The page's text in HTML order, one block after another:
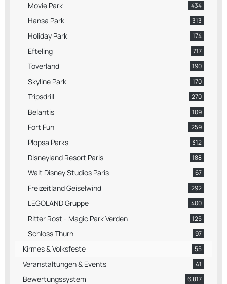
Movie Park 434
Hansa Park 313
Holiday Park 174
Efteling 717
Toverland 190
Skyline Park 170
Tripsdrill 270
Belantis 109
Fort Fun 259
Plopsa Parks 312
Disneyland Resort Paris 188
Walt Disney Studios Paris 67
Freizeitland Geiselwind 292
LEGOLAND Gruppe 400
Ritter Rost - Magic Park Verden 125
Schloss Thurn 97
Kirmes & Volksfeste 55
Veranstaltungen & Events 41
Bewertungssystem 6,817